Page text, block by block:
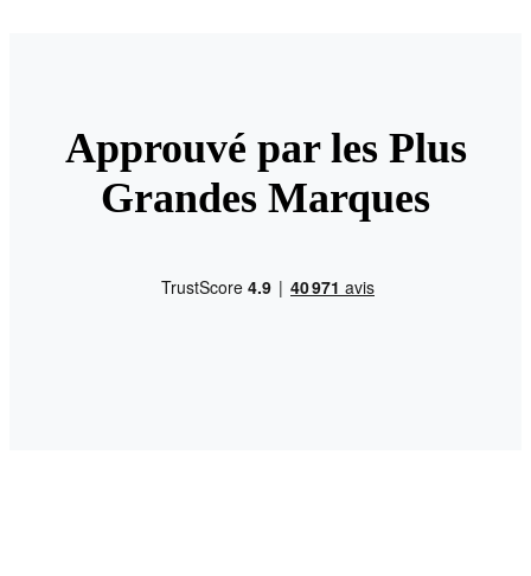
Approuvé par les Plus
Grandes Marques